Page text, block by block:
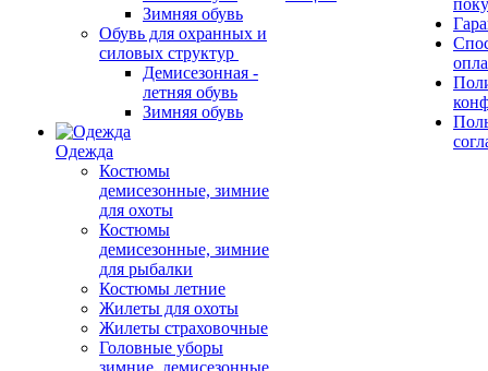
Зимняя обувь
Обувь для охранных и
силовых структур
Демисезонная -
летняя обувь
Зимняя обувь
Одежда
Костюмы
демисезонные, зимние
для охоты
Костюмы
демисезонные, зимние
для рыбалки
Костюмы летние
Жилеты для охоты
Жилеты страховочные
Головные уборы
зимние, демисезонные